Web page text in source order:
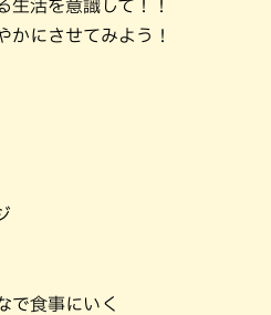
生活を意識して！！
かにさせてみよう！
で食事にいく